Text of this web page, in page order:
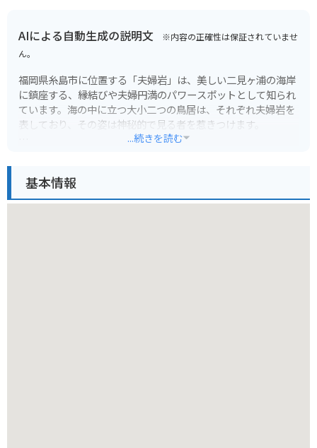
AIによる自動生成の説明文 ※内容の正確性は保証されていませ
ん。
福岡県糸島市に位置する「夫婦岩」は、美しい二見ヶ浦の海岸
に鎮座する、縁結びや夫婦円満のパワースポットとして知られ
ています。海の中に立つ大小二つの鳥居は、それぞれ夫婦岩を
表しており、その姿は神秘的で見る者を惹きつけます。
時期には多くのカメラマンや観光客が訪れ、幻想的な夕景を楽
しんでいます。夫婦岩の近くには、海沿いを走る国道202号線
...続きを読む
基本情報